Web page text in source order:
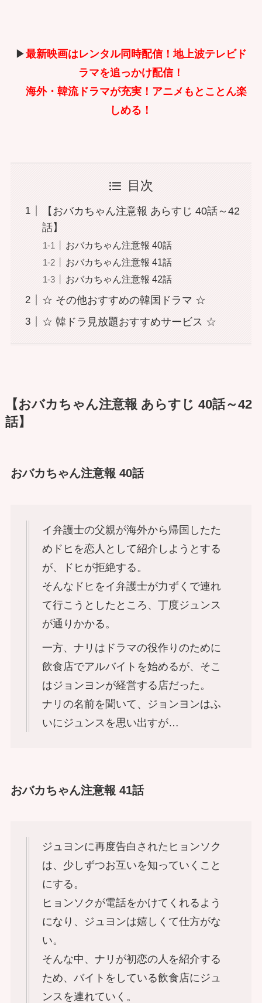
▶最新映画はレンタル同時配信！地上波テレビド
ラマを追っかけ配信！
海外・韓流ドラマが充実！アニメもとことん楽
しめる！
目次
【おバカちゃん注意報 あらすじ 40話～42
話】
おバカちゃん注意報 40話
おバカちゃん注意報 41話
おバカちゃん注意報 42話
☆ その他おすすめの韓国ドラマ ☆
☆ 韓ドラ見放題おすすめサービス ☆
【おバカちゃん注意報 あらすじ 40話～42
話】
おバカちゃん注意報 40話
イ弁護士の父親が海外から帰国したた
めドヒを恋人として紹介しようとする
が、ドヒが拒絶する。
そんなドヒをイ弁護士が力ずくで連れ
て行こうとしたところ、丁度ジュンス
が通りかかる。
一方、ナリはドラマの役作りのために
飲食店でアルバイトを始めるが、そこ
はジョンヨンが経営する店だった。
ナリの名前を聞いて、ジョンヨンはふ
いにジュンスを思い出すが…
おバカちゃん注意報 41話
ジュヨンに再度告白されたヒョンソク
は、少しずつお互いを知っていくこと
にする。
ヒョンソクが電話をかけてくれるよう
になり、ジュヨンは嬉しくて仕方がな
い。
そんな中、ナリが初恋の人を紹介する
ため、バイトをしている飲食店にジュ
ンスを連れていく。